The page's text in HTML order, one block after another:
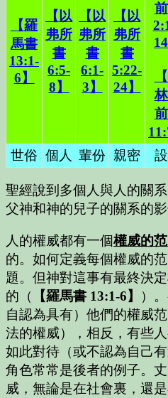
【羅
馬書
13:1-
6】
【以
弗所
書
6:5-
8】
【以
弗所
書
6:1-
3】
【以
弗所
書
5:22-
24】
14
世俗 個人 輩份 親密
聖經說到多個人與人的關
父神和神的兒子的關系的影
人的權威都有一個權威的
的。如何定義每個權威的
題。但神對這事有最終決
的（
【羅馬書 13:1-6】
）
自認為具有）他們的權威
法的權威），相反，有些
如此對待（或不認為自己有
角色常常是後者的例子。
威，無論是在社會裏，還是